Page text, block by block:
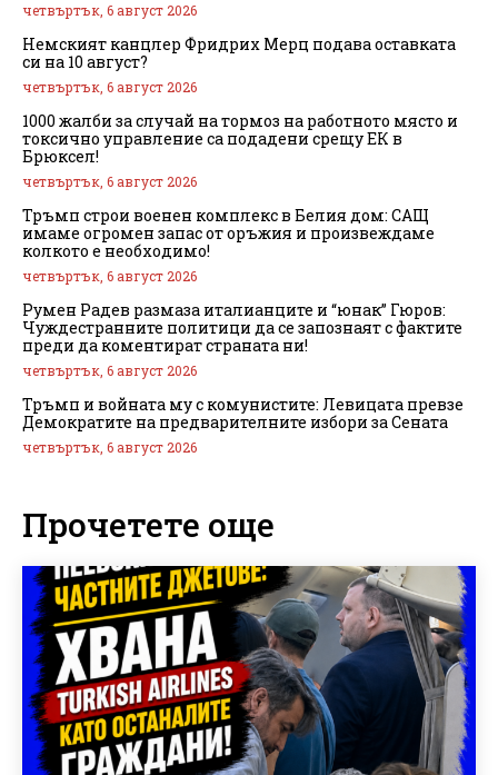
четвъртък, 6 август 2026
Немският канцлер Фридрих Мерц подава оставката
си на 10 август?
четвъртък, 6 август 2026
1000 жалби за случай на тормоз на работното място и
токсично управление са подадени срещу ЕК в
Брюксел!
четвъртък, 6 август 2026
Тръмп строи военен комплекс в Белия дом: САЩ
имаме огромен запас от оръжия и произвеждаме
колкото е необходимо!
четвъртък, 6 август 2026
Румен Радев размаза италианците и “юнак” Гюров:
Чуждестранните политици да се запознаят с фактите
преди да коментират страната ни!
четвъртък, 6 август 2026
Тръмп и войната му с комунистите: Левицата превзе
Демократите на предварителните избори за Сената
четвъртък, 6 август 2026
Прочетете още